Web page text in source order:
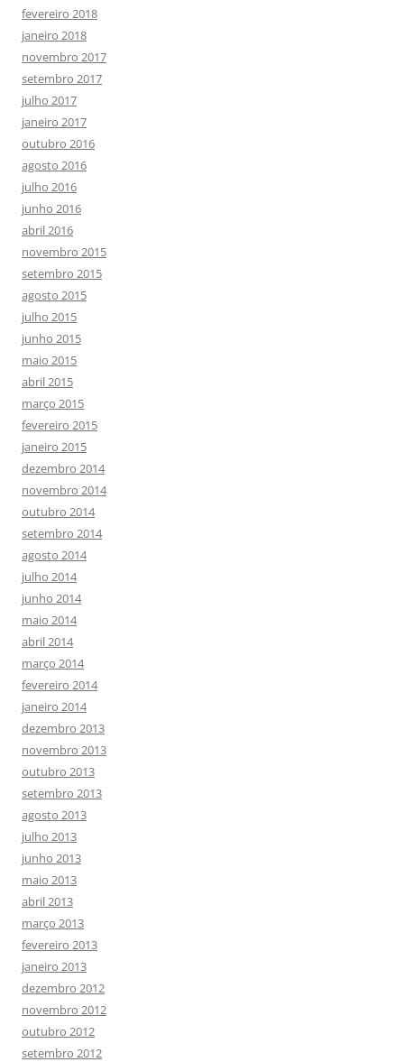
fevereiro 2018
janeiro 2018
novembro 2017
setembro 2017
julho 2017
janeiro 2017
outubro 2016
agosto 2016
julho 2016
junho 2016
abril 2016
novembro 2015
setembro 2015
agosto 2015
julho 2015
junho 2015
maio 2015
abril 2015
março 2015
fevereiro 2015
janeiro 2015
dezembro 2014
novembro 2014
outubro 2014
setembro 2014
agosto 2014
julho 2014
junho 2014
maio 2014
abril 2014
março 2014
fevereiro 2014
janeiro 2014
dezembro 2013
novembro 2013
outubro 2013
setembro 2013
agosto 2013
julho 2013
junho 2013
maio 2013
abril 2013
março 2013
fevereiro 2013
janeiro 2013
dezembro 2012
novembro 2012
outubro 2012
setembro 2012